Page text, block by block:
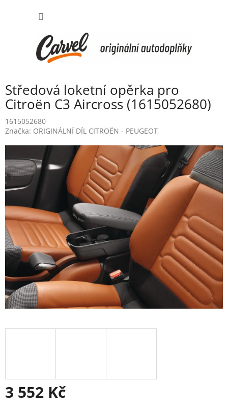
Středová loketní opěrka pro
Citroën C3 Aircross (1615052680)
1615052680
Značka: ORIGINÁLNÍ DÍL CITROËN - PEUGEOT
3 552 Kč